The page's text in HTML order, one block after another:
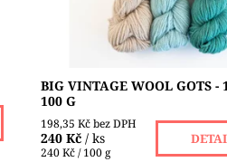
Dostupnost:
Skladem 6 ks
ERIKA KNIGHT
BIG VINTAGE WOOL GOTS -
100 G
198,35 Kč bez DPH
240 Kč / ks
240 Kč / 100 g